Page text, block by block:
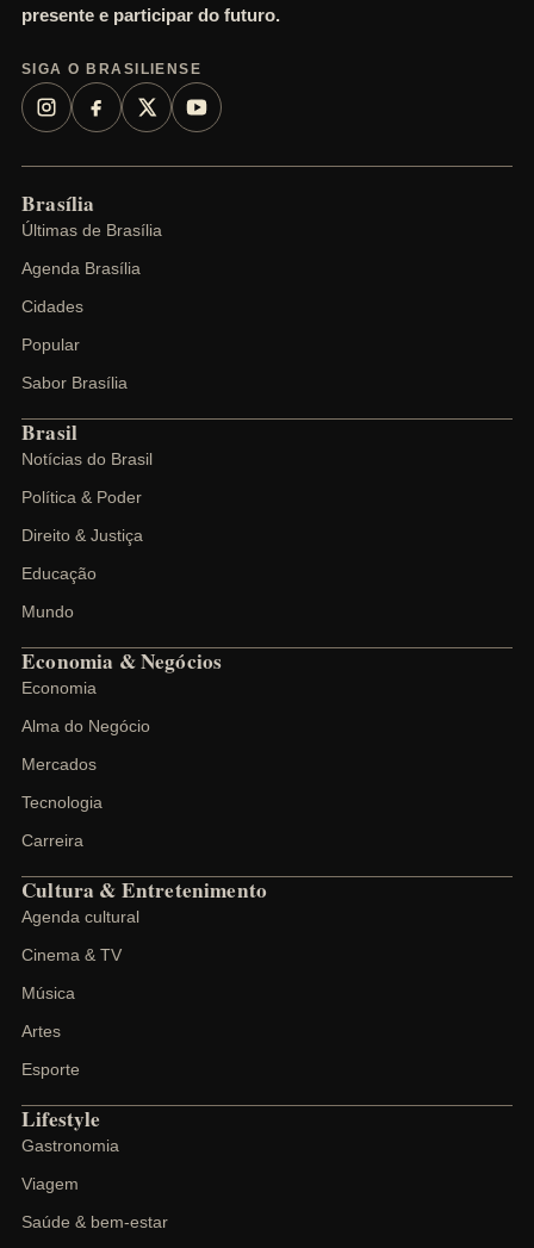
presente e participar do futuro.
SIGA O BRASILIENSE
Brasília
Últimas de Brasília
Agenda Brasília
Cidades
Popular
Sabor Brasília
Brasil
Notícias do Brasil
Política & Poder
Direito & Justiça
Educação
Mundo
Economia & Negócios
Economia
Alma do Negócio
Mercados
Tecnologia
Carreira
Cultura & Entretenimento
Agenda cultural
Cinema & TV
Música
Artes
Esporte
Lifestyle
Gastronomia
Viagem
Saúde & bem-estar